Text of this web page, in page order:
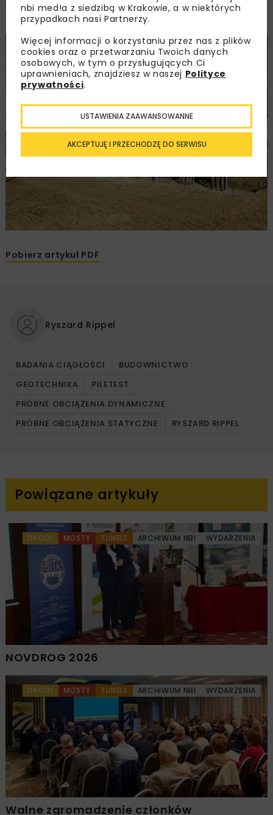
wyższe uczelnie i firmy niezależne od
wykonawców pali.
Pobierz artykuł PDF
Ryszard Rippel
BADANIA CIĄGŁOŚCI
BUDOWNICTWO
GEOTECHNIKA
PILETEST
PRÓBNE OBCIĄŻENIA DYNAMICZNE
PRÓBNE OBCIĄŻENIA STATYCZNE
RYSZARD RIPPEL
Powiązane artykuły
DROGI MOSTY TUNELE ARCHIWUM NBI WYDARZENIA
NOVDROG 2026
DROGI MOSTY TUNELE ARCHIWUM NBI WYDARZENIA
Walne zgromadzenie członków
nbi med!a z siedzibą w Krakowie, a w niektórych
przypadkach nasi Partnerzy.
Więcej informacji o korzystaniu przez nas z plików
cookies oraz o przetwarzaniu Twoich danych
osobowych, w tym o przysługujących Ci
uprawnieniach, znajdziesz w naszej Polityce
prywatności.
AKCEPTUJĘ I PRZECHODZĘ DO SERWISU
USTAWIENIA ZAAWANSOWANNE